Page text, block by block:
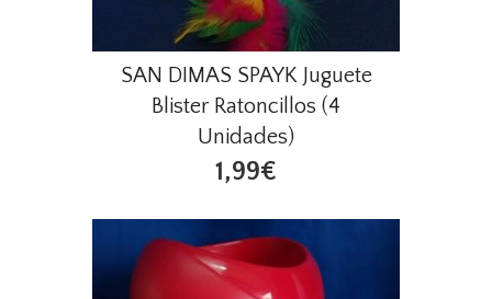
SAN DIMAS SPAYK Juguete
Blister Ratoncillos (4
Unidades)
1,99€